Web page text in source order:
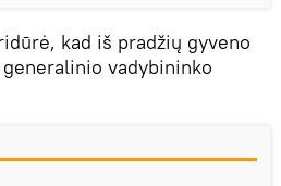
kad iš pradžių gyveno
vadybininko